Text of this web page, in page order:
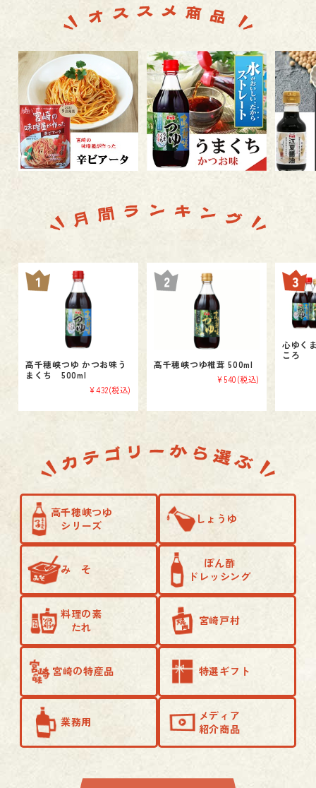
高千穂峡つゆ かつお味う
まくち 500ml
¥432(税込)
高千穂峡つゆ椎茸 500ml
¥540(税込)
心ゆく
ころ
高千穂峡つゆ
シリーズ
しょうゆ
み そ
ぽん酢
ドレッシング
料理の素
たれ
宮崎戸村
宮崎の特産品 特選ギフト
業務用
メディア
紹介商品